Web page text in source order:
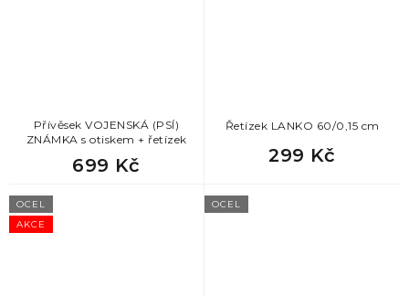
Přívěsek VOJENSKÁ (PSÍ)
ZNÁMKA s otiskem + řetízek
699 Kč
Řetízek LANKO 60/0,15 cm
299 Kč
AKCE
OCEL OCEL